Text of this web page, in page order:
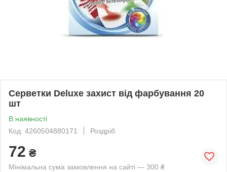
Серветки Deluxe захист від фарбування 20
шт
В наявності
Код: 4260504880171
Роздріб
72 ₴
Мінімальна сума замовлення на сайті — 300 ₴